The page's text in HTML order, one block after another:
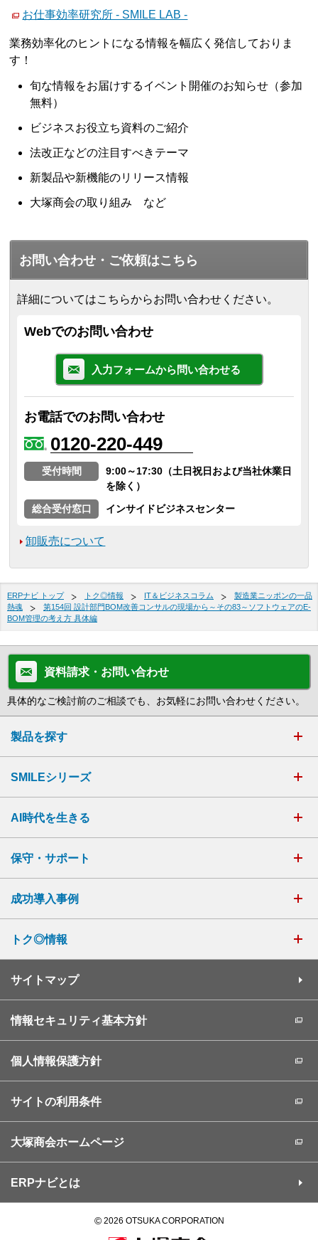
お仕事効率研究所 - SMILE LAB -
業務効率化のヒントになる情報を幅広く発信しておりま
す！
旬な情報をお届けするイベント開催のお知らせ（参加
無料）
ビジネスお役立ち資料のご紹介
法改正などの注目すべきテーマ
新製品や新機能のリリース情報
大塚商会の取り組み など
お問い合わせ・ご依頼はこちら
詳細についてはこちらからお問い合わせください。
Webでのお問い合わせ
入力フォームから問い合わせる
お電話でのお問い合わせ
0120-220-449
受付時間
9:00～17:30（土日祝日および当社休業日
を除く）
総合受付窓口
インサイドビジネスセンター
卸販売について
ERPナビ トップ トク◎情報 IT＆ビジネスコラム
製造業ニッポンの一品
熱魂
第154回 設計部門BOM改善コンサルの現場から～その83～ソフトウェアのE-
BOM管理の考え方 具体編
資料請求・お問い合わせ
具体的なご検討前のご相談でも、お気軽にお問い合わせください。
製品を探す
SMILEシリーズ
AI時代を生きる
保守・サポート
成功導入事例
トク◎情報
サイトマップ
情報セキュリティ基本方針
個人情報保護方針
サイトの利用条件
大塚商会ホームページ
ERPナビとは
©2026 OTSUKA CORPORATION